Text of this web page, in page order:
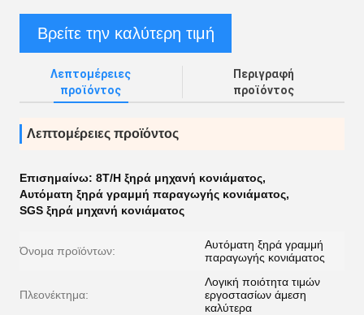
Βρείτε την καλύτερη τιμή
Λεπτομέρειες
προϊόντος
Περιγραφή
προϊόντος
Λεπτομέρειες προϊόντος
Επισημαίνω: 8T/H ξηρά μηχανή κονιάματος,
Αυτόματη ξηρά γραμμή παραγωγής κονιάματος,
SGS ξηρά μηχανή κονιάματος
Όνομα προϊόντων:
Αυτόματη ξηρά γραμμή
παραγωγής κονιάματος
Πλεονέκτημα:
Λογική ποιότητα τιμών
εργοστασίων άμεση
καλύτερα